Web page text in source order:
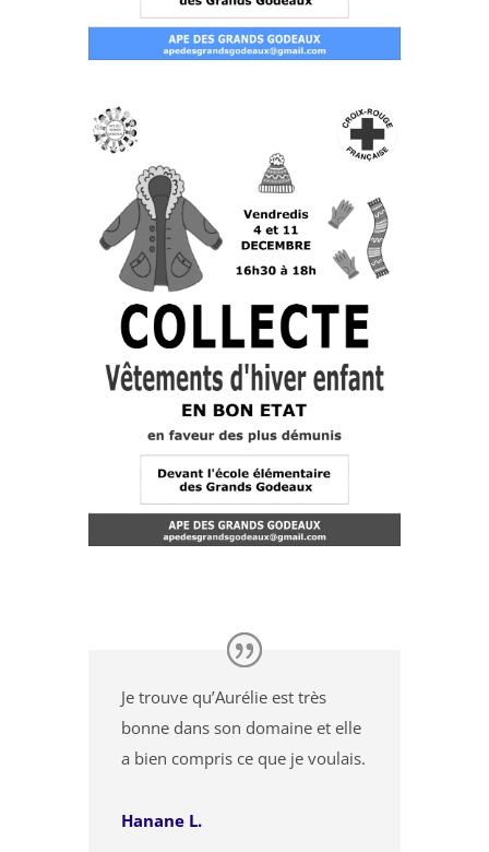
Je trouve qu’Aurélie est très
bonne dans son domaine et elle
a bien compris ce que je voulais.
Hanane L.